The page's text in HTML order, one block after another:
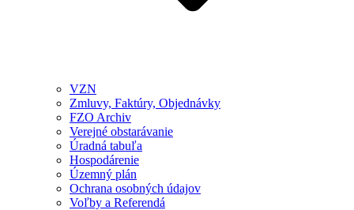
VZN
Zmluvy, Faktúry, Objednávky
FZO Archiv
Verejné obstarávanie
Úradná tabuľa
Hospodárenie
Územný plán
Ochrana osobných údajov
Voľby a Referendá